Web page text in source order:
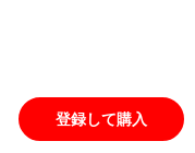
登録して購入